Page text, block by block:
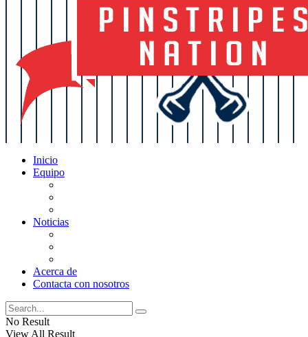
Inicio
Equipo
Noticias
Acerca de
Contacta con nosotros
No Result
View All Result